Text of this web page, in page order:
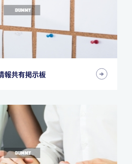
報共有掲示板